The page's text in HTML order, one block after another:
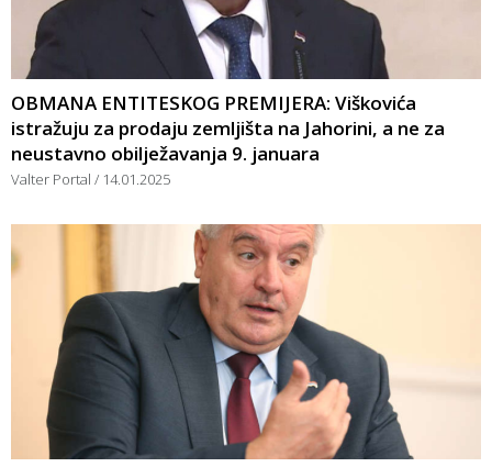
OBMANA ENTITESKOG PREMIJERA: Viškovića
istražuju za prodaju zemljišta na Jahorini, a ne za
neustavno obilježavanja 9. januara
Valter Portal 14.01.2025